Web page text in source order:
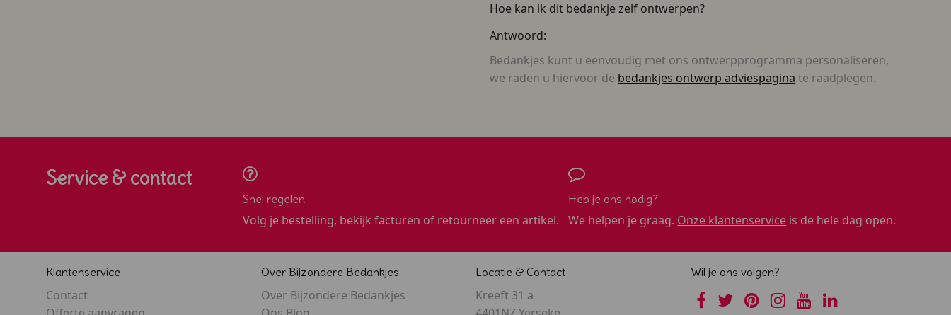
Hoe kan ik dit bedankje zelf ontwerpen?
Antwoord:
Bedankjes kunt u eenvoudig met ons ontwerpprogramma personaliseren,
we raden u hiervoor de bedankjes ontwerp adviespagina te raadplegen.
Service & contact
Snel regelen
Volg je bestelling, bekijk facturen of retourneer een artikel.
Heb je ons nodig?
We helpen je graag. Onze klantenservice is de hele dag open.
Klantenservice
Contact
Over Bijzondere Bedankjes
Over Bijzondere Bedankjes
Locatie & Contact
Kreeft 31 a
Wil je ons volgen?